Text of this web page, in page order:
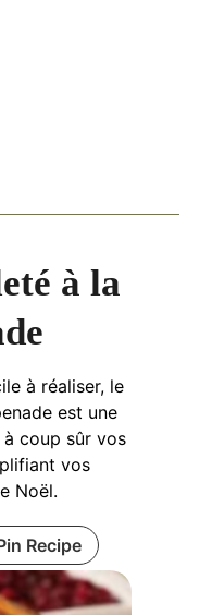
à la
à réaliser, le
est une
coup sûr vos
vos
Noël.
Recipe